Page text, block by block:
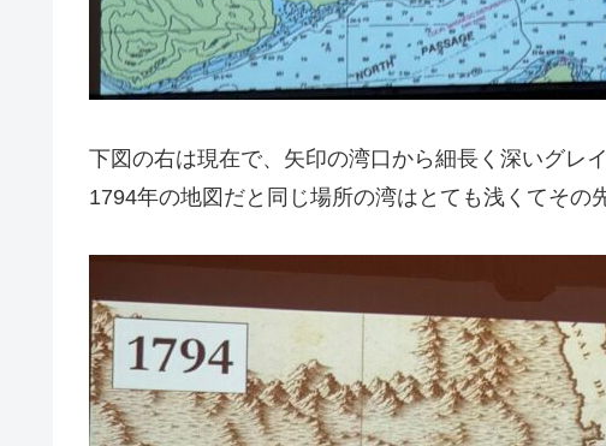
下図の右は現在で、矢印の湾口から細長く深いグレ
1794年の地図だと同じ場所の湾はとても浅くてその